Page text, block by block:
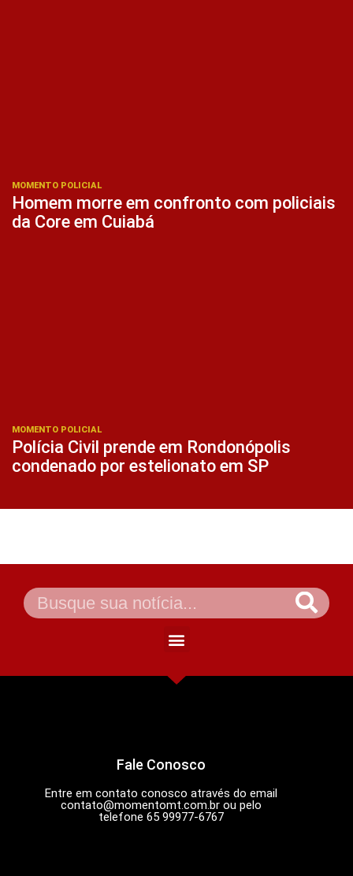
MOMENTO POLICIAL
Homem morre em confronto com policiais
da Core em Cuiabá
MOMENTO POLICIAL
Polícia Civil prende em Rondonópolis
condenado por estelionato em SP
Fale Conosco
Entre em contato conosco através do email
contato@momentomt.com.brou pelo
telefone 65 99977-6767